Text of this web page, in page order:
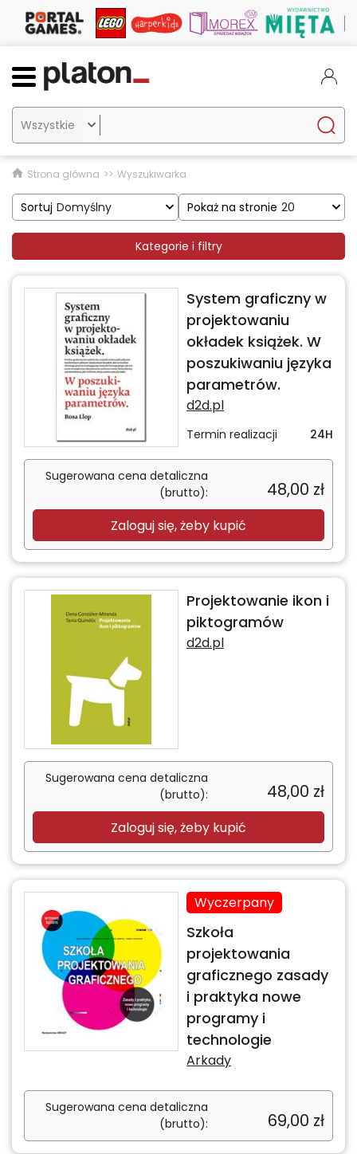

Strona główna Wyszukiwarka
Sortuj Domyślny Pokaż na stronie 20
Kategorie i filtry
System graficzny w
projektowaniu
okładek książek. W
poszukiwaniu języka
parametrów.
d2d.pl
Termin realizacji 24H
Sugerowana cena detaliczna
(brutto):
48,00 zł
Zaloguj się, żeby kupić
Projektowanie ikon i
piktogramów
d2d.pl
Sugerowana cena detaliczna
(brutto):
48,00 zł
Zaloguj się, żeby kupić
Wyczerpany
Szkoła
projektowania
graficznego zasady
i praktyka nowe
programy i
technologie
Arkady
Sugerowana cena detaliczna
(brutto):
69,00 zł